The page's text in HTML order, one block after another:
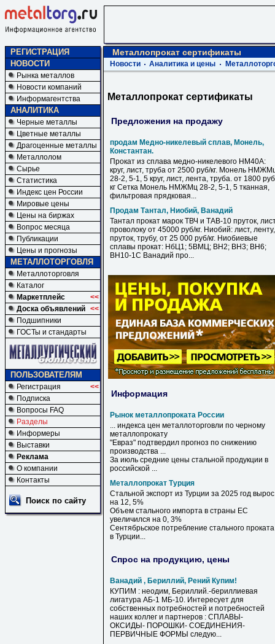
РЕГИСТРАЦИЯ
НОВОСТИ
Рынка металлов
Новости компаний
Информагентства
АНАЛИТИКА
Черные металлы
Цветные металлы
Драгоценные металлы
Металлолом
Сырье
Статистика
Индекс цен России
Мировые цены
Цены на биржах
Вопрос месяца
Публикации
Цены и прогнозы
МЕТАЛЛОТОРГОВЛЯ
Металлоторговля
Каталог
Маркетплейс
<<
Доска объявлений <<
Подшипники
ГОСТы и стандарты
ПОЛЬЗОВАТЕЛЯМ
Регистрация
<<
Подписка
Вопросы FAQ
Разделы
Информеры
Выставки
Реклама
О компании
Контакты
Поиск по сайту
Металлопрокат сертификаты
Новости Аналитика и цены
Металлопрокат сертификаты
Предложения на продажу
продам Медно-никелевый сплав, Монель,
Константан.
Прокат из сплава медно-никелевого НМ40А:
круг, лист, труба от 2500 руб/кг. Монель
28-2, 5-1, 5 круг, лист, лента, труба. от 1800
кг Сетка Монель НМЖМц 28-2, 5-1, 5 тканная,
фильтровая прядковая...
Продам Тантал, Ниобий, Ванадий
Тантал прокат марок ТВЧ и ТАВ-10 пруток,
проволоку от 45000 руб/кг. Ниобий: лист, ленту,
пруток, трубу, от 25 000 руб/кг. Ниобиевые
сплавы прокат: НбЦ1; 5ВМЦ; ВН2; ВН3; ВН6;
ВН10-1С Ванадий про...
Информация
Рынок металлопроката России
... индекса цен металлоторговли по черному
металлопрокату
"Евраз" подтвердил прогноз по снижению
производства ...
За июль средние цены стальной продукции в
российской ...
Металлопрокат Турция
Стальной экспорт из Турции за 2025 год вырос
на 12, 5%
Объем стального импорта в страны ЕС
увеличился на 0, 3%
Сентябрьское потребление стального проката
в Турции...
Спрос на продукцию, цены
Ванадий , Бериллий, Рений Купим!
КУПИМ : неодим, Бериллий.-бериллиевая
лигатура АБ-1 МБ-10. Интересует для
собственных потребностей и потребностей
наших коллег и партнеров : СПЛАВЫ-
ОКСИДЫ- ПОРОШКИ- СОЕДИНЕНИЯ-
ПЕРВИЧНЫЕ ФОРМЫ следую...